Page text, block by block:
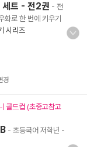
세트 - 전2권 - 전
로 한 번에 키우기
시리즈
경
콜드컵 (초중고참고
- 초등국어 저학년 -